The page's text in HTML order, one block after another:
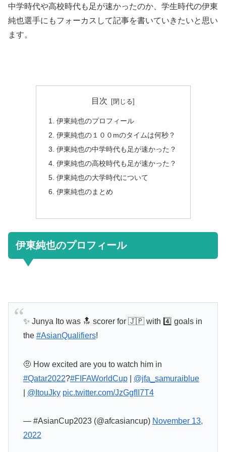
中学時代や高校時代も足が速かったのか、学生時代の伊東
純也選手にもフォーカスして記事を書いていきたいと思い
ます。
目次
伊東純也のプロフィール
伊東純也の１００mのタイムは何秒？
伊東純也の中学時代も足が速かった？
伊東純也の高校時代も足が速かった？
伊東純也の大学時代について
伊東純也のまとめ
伊東純也のプロフィール
✨ Junya Ito was 🔝 scorer for 🇯🇵 with 4️⃣ goals in
the #AsianQualifiers!
🤨 How excited are you to watch him in
#Qatar2022?#FIFAWorldCup| @jfa_samuraiblue
@ItouJky pic.twitter.com/JzGgfII7T4
— #AsianCup2023 (@afcasiancup) November 13,
2022